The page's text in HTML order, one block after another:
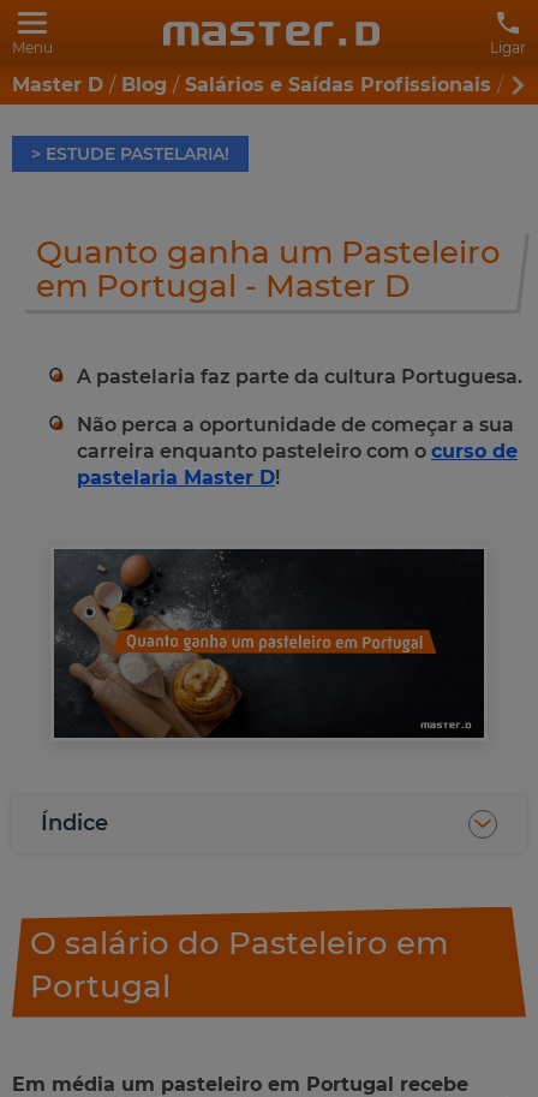
Menu Ligar
Master D Blog Salários e Saídas Profissionais
> ESTUDE PASTELARIA!
Quanto ganha um Pasteleiro
em Portugal - Master D
A pastelaria faz parte da cultura Portuguesa.
Não perca a oportunidade de começar a sua
carreira enquanto pasteleiro com o curso de
pastelaria Master D!
Índice
O salário do Pasteleiro em
Portugal
Em média um pasteleiro em Portugal recebe